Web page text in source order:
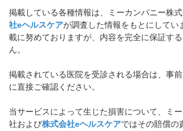
掲載している各種情報は、ミーカンパニー株
社eヘルスケアが調査した情報をもとにしてい
載に努めておりますが、内容を完全に保証す
ん。
掲載されている医院を受診される場合は、事
に直接ご確認ください。
当サービスによって生じた損害について、ミ
社および株式会社eヘルスケアではその賠償の